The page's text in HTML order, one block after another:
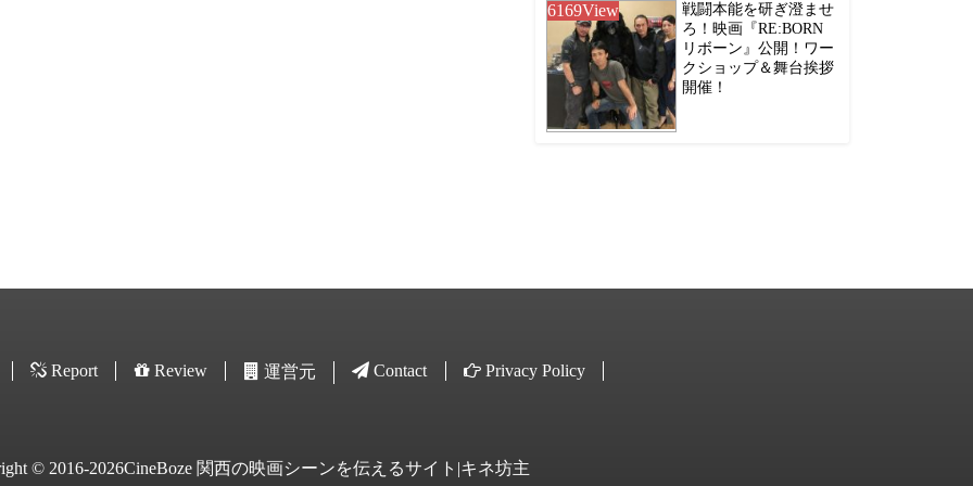
6169View
戦闘本能を研ぎ澄ませ
ろ！映画『RE:BORN
リボーン』公開！ワー
クショップ＆舞台挨拶
開催！
Report Review 運営元 Contact Privacy Policy
© 2016-2026CineBoze 関西の映画シーンを伝えるサイト|キネ坊主